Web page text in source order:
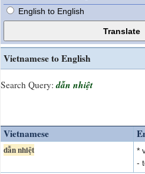
English to English
Vietnamese to English
Search Query: dẫn nhiệt
Vietnamese
dẫn nhiệt
*
-